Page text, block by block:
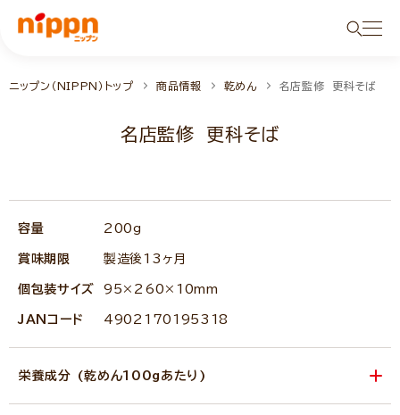
ニップン（NIPPN）トップ 商品情報 乾めん 名店監修 更科そば
名店監修 更科そば
NEW
容量 200g
賞味期限 製造後13ヶ月
個包装サイズ 95×260×10mm
JANコード 4902170195318
栄養成分 (乾めん100gあたり)